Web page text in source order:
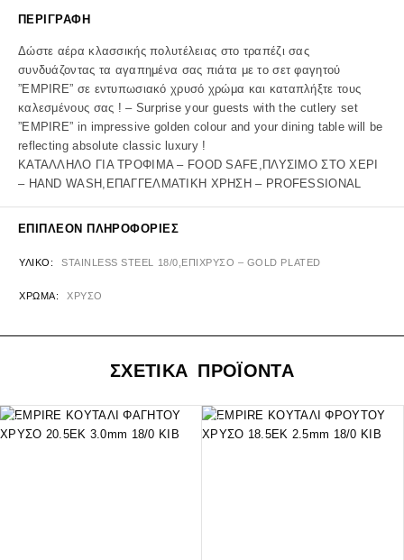
ΠΕΡΙΓΡΑΦΉ
Δώστε αέρα κλασσικής πολυτέλειας στο τραπέζι σας
συνδυάζοντας τα αγαπημένα σας πιάτα με το σετ φαγητού
”EMPIRE” σε εντυπωσιακό χρυσό χρώμα και καταπλήξτε τους
καλεσμένους σας ! – Surprise your guests with the cutlery set
”EMPIRE” in impressive golden colour and your dining table will be
reflecting absolute classic luxury !
ΚΑΤΑΛΛΗΛΟ ΓΙΑ ΤΡΟΦΙΜΑ – FOOD SAFE,ΠΛΥΣΙΜΟ ΣΤΟ ΧΕΡΙ
– HAND WASH,ΕΠΑΓΓΕΛΜΑΤΙΚΗ ΧΡΗΣΗ – PROFESSIONAL
ΕΠΙΠΛΈΟΝ ΠΛΗΡΟΦΟΡΊΕΣ
ΥΛΙΚΌ STAINLESS STEEL 18/0,ΕΠΙΧΡΥΣΟ – GOLD PLATED
ΧΡΏΜΑ ΧΡΥΣΟ
ΣΧΕΤΙΚΑ ΠΡΟΪΟΝΤΑ